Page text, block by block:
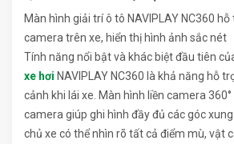
Màn hình giải trí ô tô NAVIPLAY NC360 hỗ
camera trên xe, hiển thị hình ảnh sắc nét
Tính năng nổi bật và khác biệt đầu tiên
xe hơi NAVIPLAY NC360 là khả năng hỗ
cảnh khi lái xe. Màn hình liền camera
camera giúp ghi hình đầy đủ các góc
chủ xe có thể nhìn rõ tất cả điểm mù, vật